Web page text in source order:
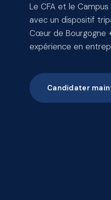
Le CFA et le
avec un dispositif
Cœur de Bourgogne
expérience en
Candidater